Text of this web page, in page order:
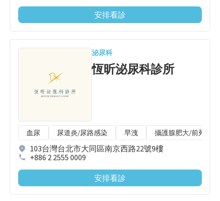
安排看診
泌尿科
恆昕泌尿科診所
血尿 尿道炎/尿路感染 早洩 攝護腺肥大/前列腺
103台灣台北市大同區南京西路22號9樓
+886 2 2555 0009
安排看診